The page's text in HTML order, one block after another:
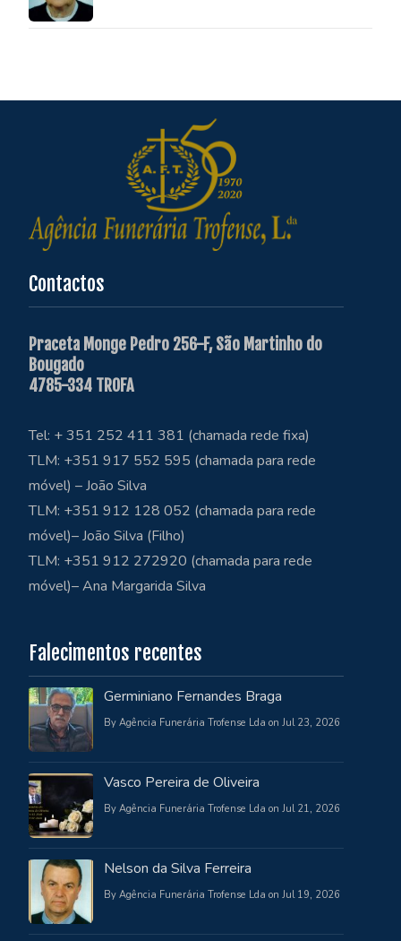
Contactos
Praceta Monge Pedro 256-F, São Martinho do
Bougado
4785-334 TROFA
Tel: + 351 252 411 381 (chamada rede fixa)
TLM: +351 917 552 595 (chamada para rede
móvel) – João Silva
TLM: +351 912 128 052 (chamada para rede
móvel)– João Silva (Filho)
TLM: +351 912 272920 (chamada para rede
móvel)– Ana Margarida Silva
Falecimentos recentes
Germiniano Fernandes Braga
By Agência Funerária Trofense Lda on Jul 23, 2026
Vasco Pereira de Oliveira
By Agência Funerária Trofense Lda on Jul 21, 2026
Nelson da Silva Ferreira
By Agência Funerária Trofense Lda on Jul 19, 2026